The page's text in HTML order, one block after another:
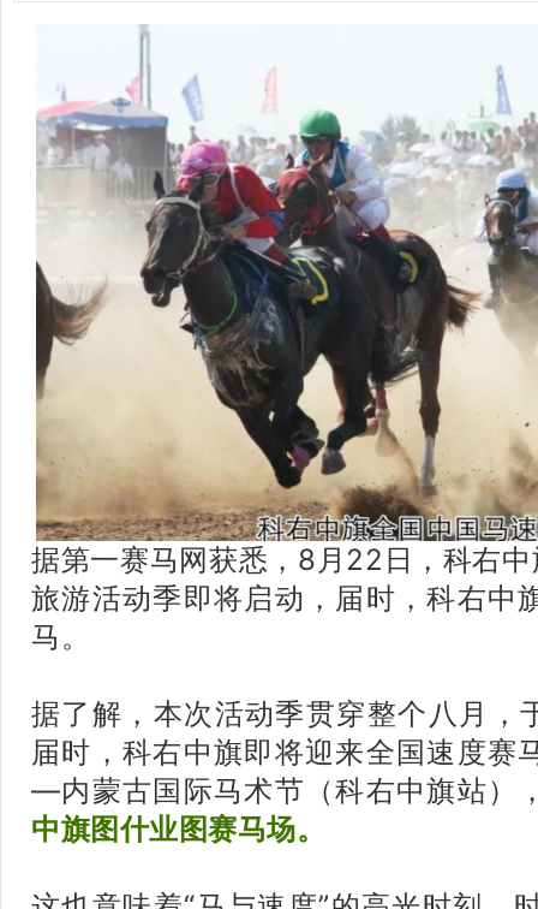
据第一赛马网获悉，8月22日，科右中
旅游活动季即将启动，届时，科右中
马。
据了解，本次活动季贯穿整个八月，
届时，科右中旗即将迎来全国速度赛
—内蒙古国际马术节（科右中旗站）
中旗图什业图赛马场。